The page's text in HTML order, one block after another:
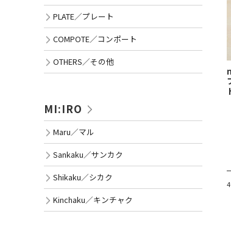
PLATE／プレート
COMPOTE／コンポート
OTHERS／その他
MI:IRO
Maru／マル
Sankaku／サンカク
Shikaku／シカク
Kinchaku／キンチャク